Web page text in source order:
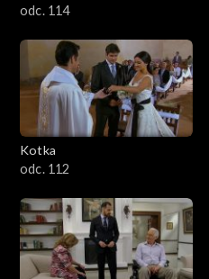
odc. 114
Kotka
odc. 112